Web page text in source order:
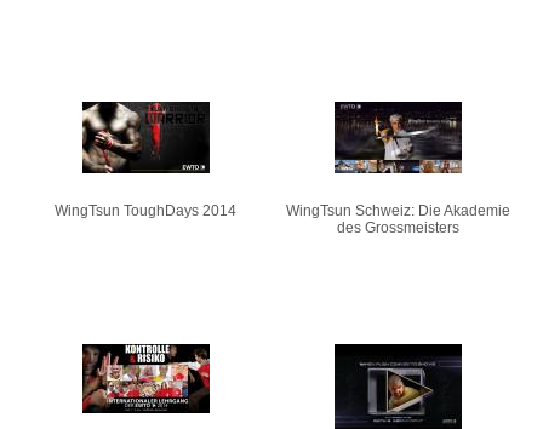
WingTsun ToughDays 2014
WingTsun Schweiz: Die Akademie
des Grossmeisters